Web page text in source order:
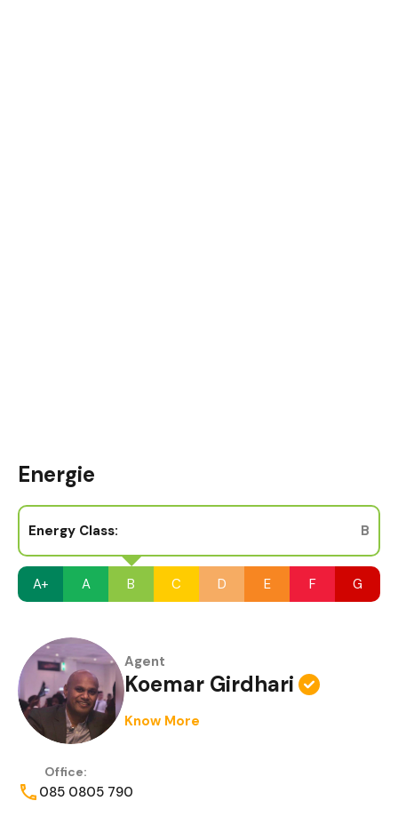
Energie
Energy Class: B
A+ A B C D E F G
Agent
Koemar Girdhari
Know More
Office:
085 0805 790